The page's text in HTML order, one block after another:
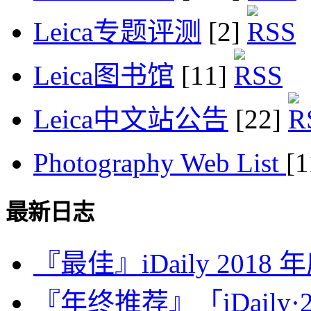
Leica专题评测 [2]
Leica图书馆 [11]
Leica中文站公告 [22]
Photography Web List
最新日志
『最佳』iDaily 2018
『年终推荐』「